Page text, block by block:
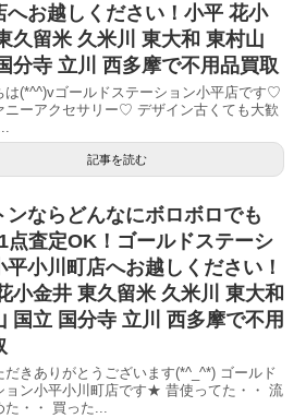
へお越しください！小平 花小
久留米 久米川 東大和 東村山
分寺 立川 西多摩で不用品買取
は(*^^)vゴールドステーション小平店です♡
ニーアクセサリー♡ デザイン古くても大歓
記事を読む
ンならどんなにボロボロでも
査定OK！ゴールドステーシ
平小川町店へお越しください！
小金井 東久留米 久米川 東大和
国立 国分寺 立川 西多摩で不用
だきありがとうございます(*^_^*) ゴールド
ョン小平小川町店です★ 昔使ってた・・ 流
た・・ 買った...